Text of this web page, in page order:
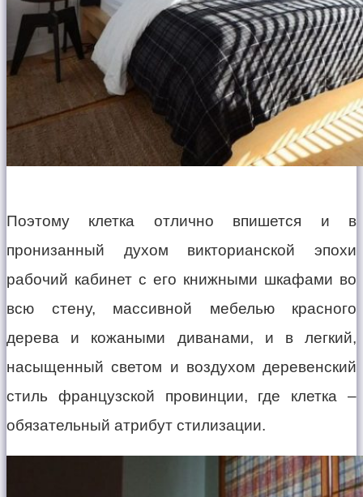
Поэтому клетка отлично впишется и в
пронизанный духом викторианской эпохи
рабочий кабинет с его книжными шкафами во
всю стену, массивной мебелью красного
дерева и кожаными диванами, и в легкий,
насыщенный светом и воздухом деревенский
стиль французской провинции, где клетка –
обязательный атрибут стилизации.